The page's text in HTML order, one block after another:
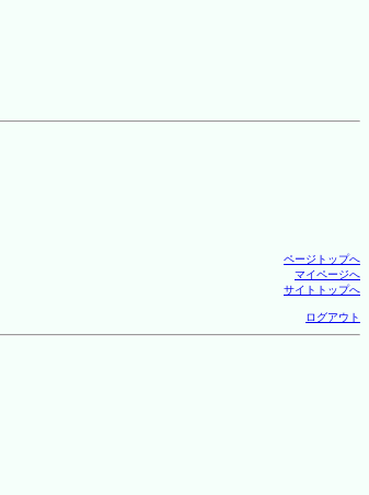
ページトップへ
マイページへ
サイトトップへ
ログアウト